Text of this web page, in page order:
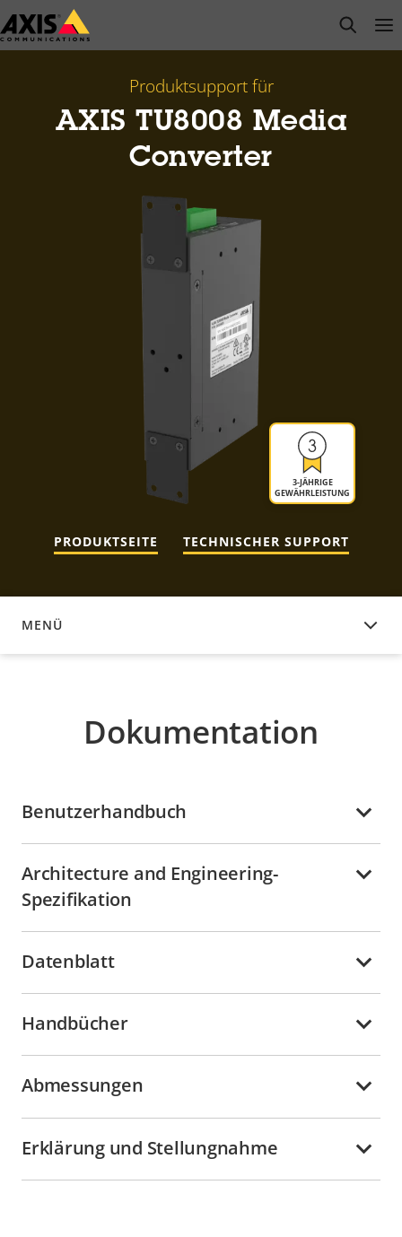
Zum
Hauptinhalt
open
Produktsupport für
AXIS TU8008 Media
Converter
3-JÄHRIGE
GEWÄHRLEISTUNG
PRODUKTSEITE TECHNISCHER SUPPORT
MENÜ
DOKUMENTATION
Dokumentation
Benutzerhandbuch
Architecture and Engineering-
Spezifikation
Datenblatt
Handbücher
Abmessungen
Erklärung und Stellungnahme